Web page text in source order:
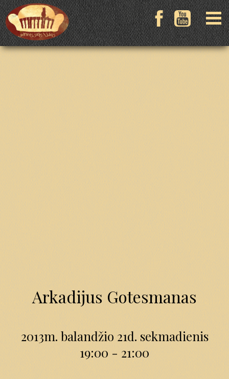
Arkadijus Gotesmanas
2013m. balandžio 21d. sekmadienis
19:00 - 21:00